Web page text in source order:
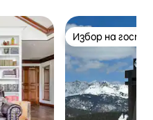
Избор на
Избор на